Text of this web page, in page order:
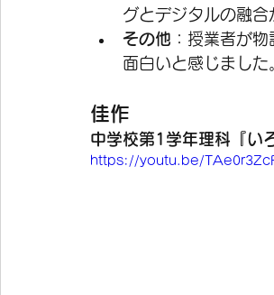
グとデジタルの融
その他 ：授業者が
面白いと感じまし
佳作
中学校第1学年理科『い
https://youtu.be/